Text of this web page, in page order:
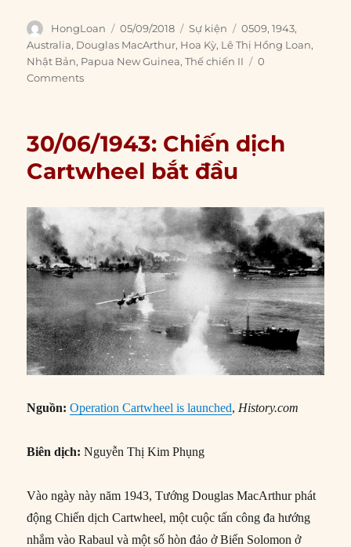
Author
HongLoan
Posted
on
05/09/2018 Categories
Sự kiện Tags
0509,1943,
Australia, Douglas MacArthur, Hoa Kỳ, Lê Thị Hồng Loan,
Nhật Bản, Papua New Guinea,Thế chiến II
0
Comments
30/06/1943: Chiến dịch
Cartwheel bắt đầu
Nguồn: Operation Cartwheel is launched, History.com
Biên dịch: Nguyễn Thị Kim Phụng
Vào ngày này năm 1943, Tướng Douglas MacArthur phát
động Chiến dịch Cartwheel, một cuộc tấn công đa hướng
nhắm vào Rabaul và một số hòn đảo ở Biển Solomon ở